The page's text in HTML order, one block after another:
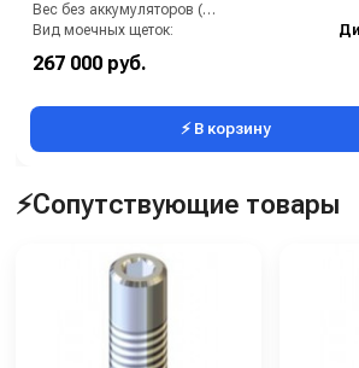
Вес без аккумуляторов (кг):
Вид моечных щеток:
Габариты:
267 000 руб.
⚡ В корзину
⚡Сопутствующие товары